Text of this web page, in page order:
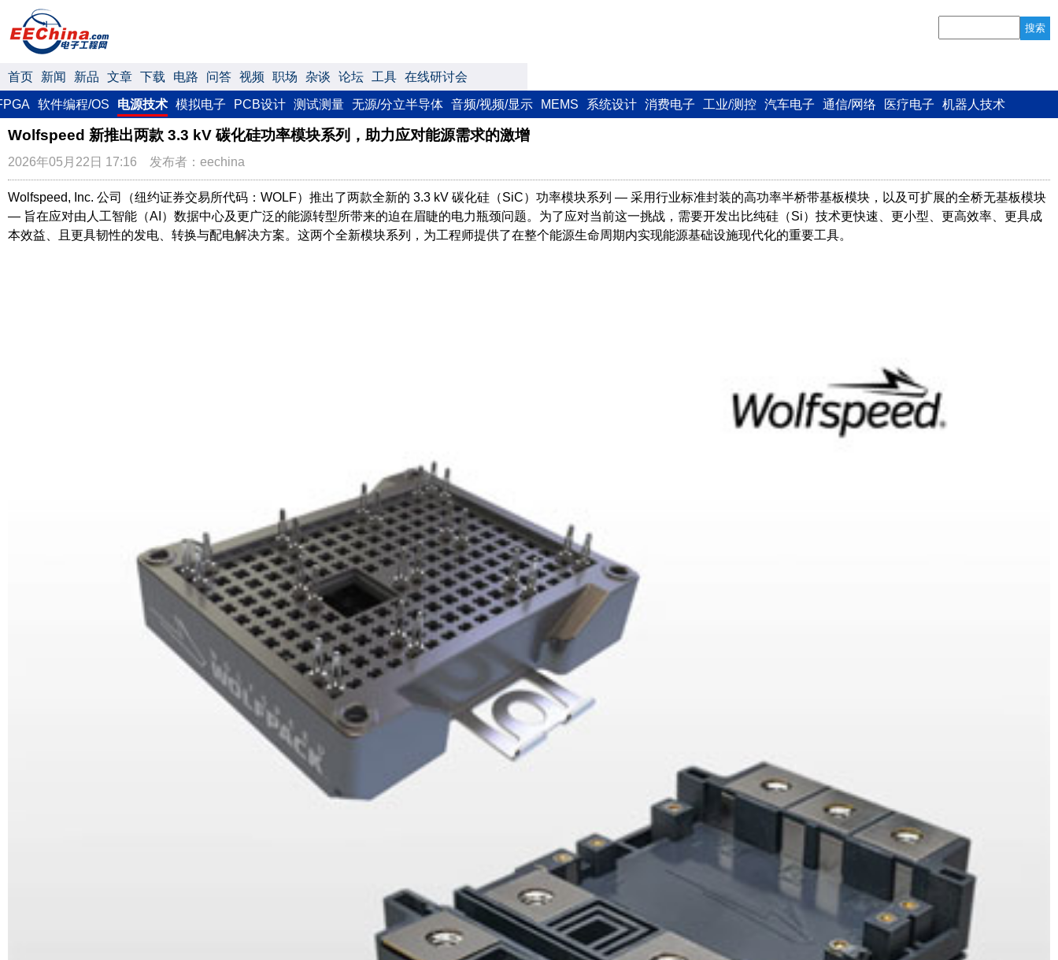
搜索
首页 新闻 新品 文章 下载 电路 问答 视频 职场 杂谈 论坛 工具 在线研讨会
软件编程/OS 电源技术 模拟电子 PCB设计 测试测量 无源/分立半导体 音频/视频/显示 MEMS 系统设计 消费电子 工业/测控 汽车电子 通信/网络 医疗电子 机器人技术
Wolfspeed 新推出两款 3.3 kV 碳化硅功率模块系列，助力应对能源需求的激增
2026年05月22日 17:16 发布者：eechina
Wolfspeed, Inc. 公司（纽约证券交易所代码：WOLF）推出了两款全新的 3.3 kV 碳化硅（SiC）功率模块系列 — 采用行业标准封装的高功率半桥带基板模块，以及可扩展的全桥无基板模块
— 旨在应对由人工智能（AI）数据中心及更广泛的能源转型所带来的迫在眉睫的电力瓶颈问题。为了应对当前这一挑战，需要开发出比纯硅（Si）技术更快速、更小型、更高效率、更具成
本效益、且更具韧性的发电、转换与配电解决方案。这两个全新模块系列，为工程师提供了在整个能源生命周期内实现能源基础设施现代化的重要工具。